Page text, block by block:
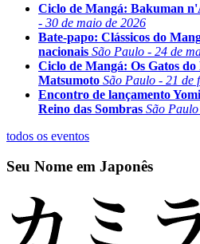
Ciclo de Mangá: Bakuman
- 30 de maio de 2026
Bate-papo: Clássicos do
nacionais São Paulo - 24 de
Ciclo de Mangá: Os Gatos
Matsumoto São Paulo - 21 de
Encontro de lançamento
Reino das Sombras São
todos os eventos
Seu Nome em Japonês